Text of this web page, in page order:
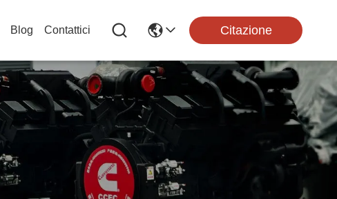
Blog Contattici Citazione